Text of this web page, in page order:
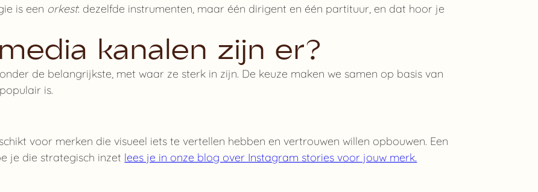
is een orkest: dezelfde instrumenten, maar één dirigent en één partituur, en dat hoor je
kanalen zijn er?
de belangrijkste, met waar ze sterk in zijn. De keuze maken we samen op basis van
is.
voor merken die visueel iets te vertellen hebben en vertrouwen willen opbouwen. Een
je die strategisch inzet lees je in onze blog over Instagram stories voor jouw merk.